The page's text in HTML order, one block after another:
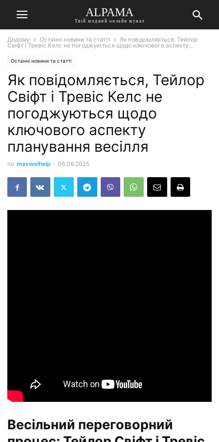
ALPAMA
Твій модний онлайн жунал
Додому Останні новини та статті
Як повідомляється, Тейлор
Свіфт і Тревіс Келс не погоджуються щодо ключового аспекту...
Останні новини та статті
Як повідомляється, Тейлор
Свіфт і Тревіс Келс не
погоджуються щодо
ключового аспекту
планування весілля
по maxwelhelp - 06.09.2025
Весільний переговорний